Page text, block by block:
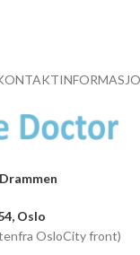
Oslo
OsloCity front)